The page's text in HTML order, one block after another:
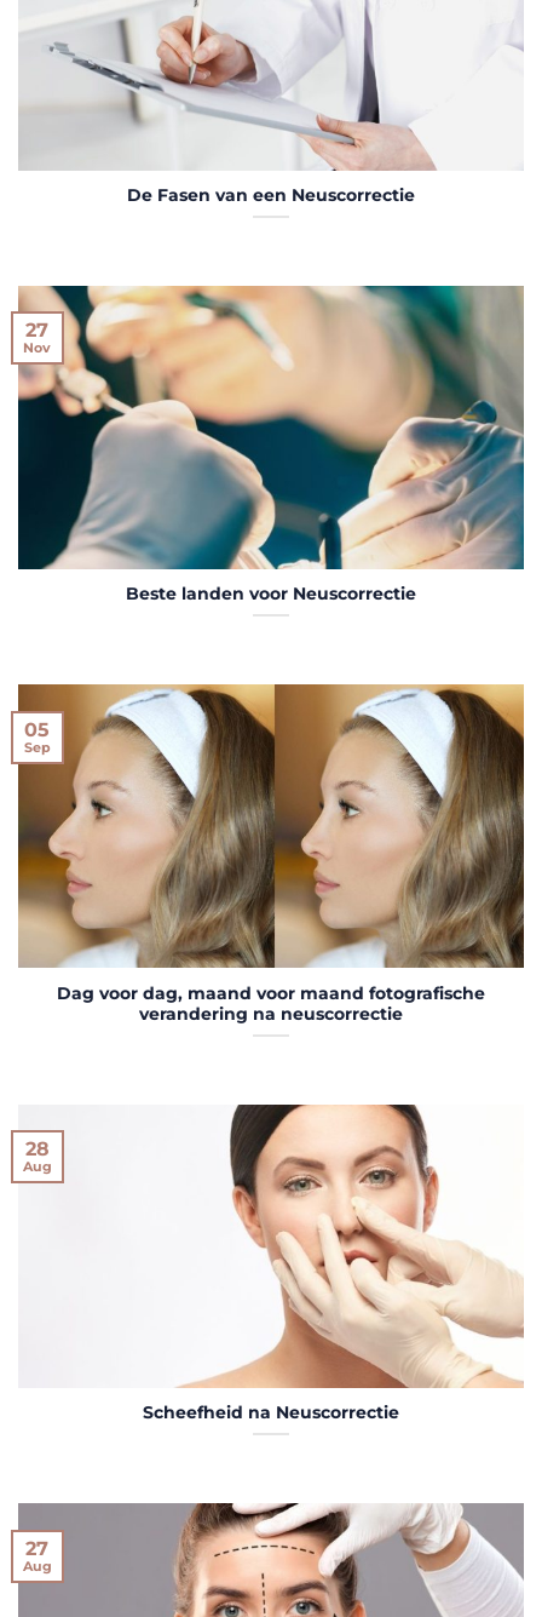
De Fasen van een Neuscorrectie
Beste landen voor Neuscorrectie
27
Nov
Dag voor dag, maand voor maand fotografische
verandering na neuscorrectie
05
Sep
Scheefheid na Neuscorrectie
28
Aug
27
Aug